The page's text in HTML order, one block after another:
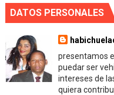
DATOS PERSONALES
presentamos
puedar ser
intereses de
quiera